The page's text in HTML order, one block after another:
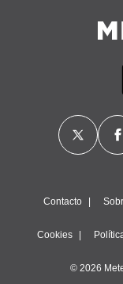
Contacto
Cookies
© 2026